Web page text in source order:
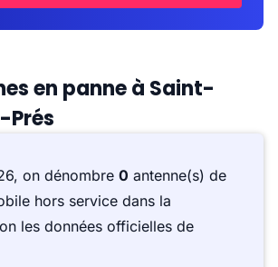
en panne à Saint-
Prés
on dénombre 0 antenne(s) de
hors service dans la
les données officielles de